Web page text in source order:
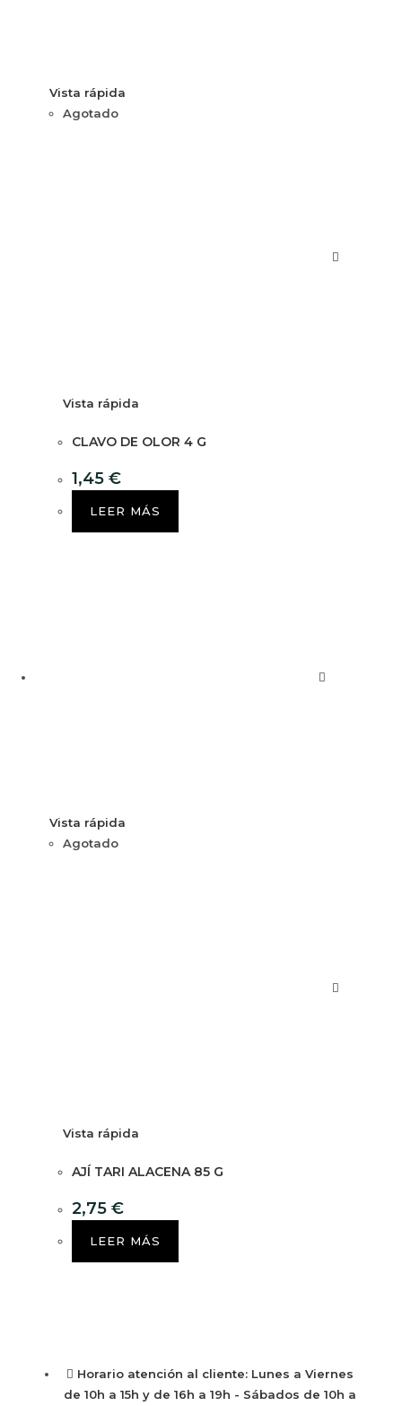
Vista rápida
Agotado
Vista rápida
CLAVO DE OLOR 4 G
1,45 €
LEER MÁS
Vista rápida
Agotado
Vista rápida
AJÍ TARI ALACENA 85 G
2,75 €
LEER MÁS
Horario atención al cliente: Lunes a Viernes
de 10h a 15h y de 16h a 19h - Sábados de 10h a